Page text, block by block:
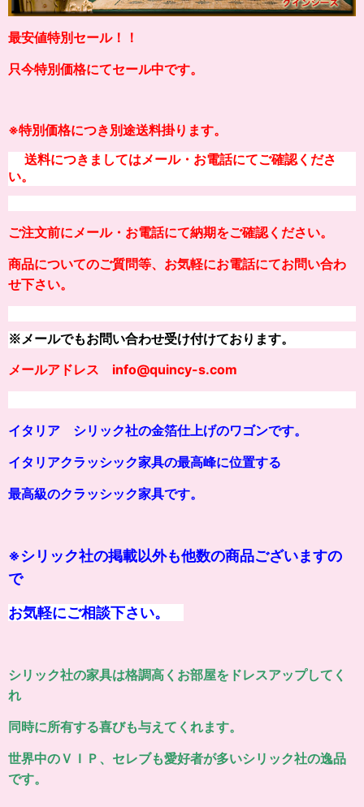
最安値特別セール！！
只今特別価格にてセール中です。
※特別価格につき別途送料掛り ます。
送料につきましてはメール・お電話にてご確認くださ
い。
ご注文前にメール・お電話にて納期をご確認ください。
商品についてのご質問等、お気軽にお電話にてお問い合わ
せ下さい。
※メールでもお問い合わせ受け付けております。
メールアドレス info@quincy-s.com
イタリア シリック社の金箔仕上げのワゴンです。
イタリアクラッシック家具の最高峰に位置する
最高級のクラッシック家具です。
※シリック社の掲載以外も他数の商品ございますの
で
お気軽にご相談下さい。
シリック社の家具は格調高くお部屋をドレスアップしてく
れ
同時に所有する喜びも与えてくれます。
世界中のＶＩＰ、セレブも愛好者が多いシリック社の逸品
です。